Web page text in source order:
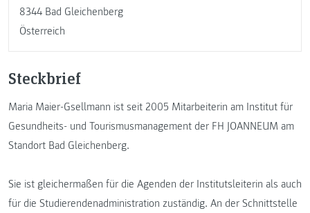
8344 Bad Gleichenberg
Österreich
Steckbrief
Maria Maier-Gsellmann ist seit 2005 Mitarbeiterin am Institut für
Gesundheits- und Tourismusmanagement der FH JOANNEUM am
Standort Bad Gleichenberg.
Sie ist gleichermaßen für die Agenden der Institutsleiterin als auch
für die Studierendenadministration zuständig. An der Schnittstelle